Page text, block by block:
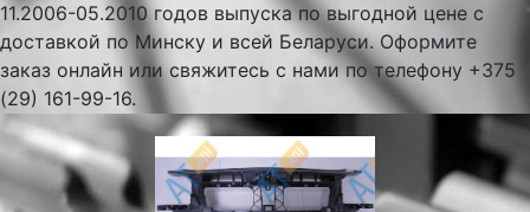
11.2006-05.2010 годов выпуска по выгодной цене с
доставкой по Минску и всей Беларуси. Оформите
заказ онлайн или свяжитесь с нами по телефону +375
(29) 161-99-16.